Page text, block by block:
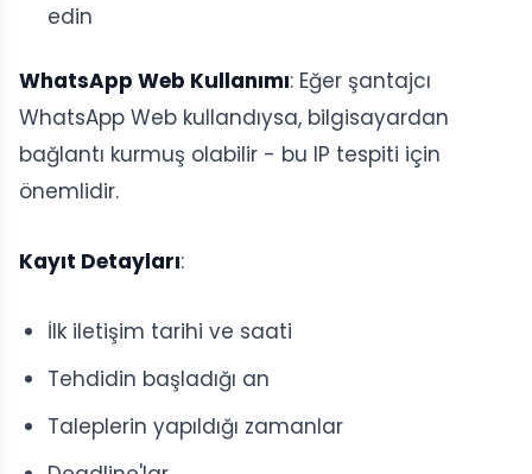
edin
WhatsApp Web Kullanımı: Eğer şantajcı
WhatsApp Web kullandıysa, bilgisayardan
bağlantı kurmuş olabilir - bu IP tespiti için
önemlidir.
Kayıt Detayları:
İlk iletişim tarihi ve saati
Tehdidin başladığı an
Taleplerin yapıldığı zamanlar